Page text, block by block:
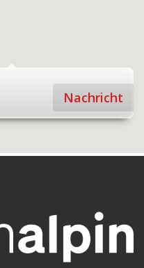
Nachricht